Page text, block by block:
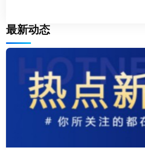
最新动态